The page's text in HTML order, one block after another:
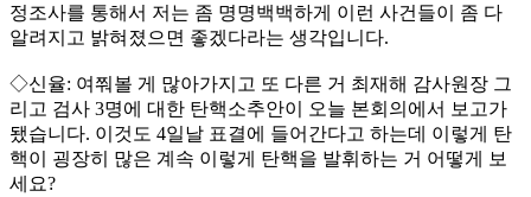
정조사를 통해서 저는 좀 명명백백하게 이런 사건들이 좀 다
알려지고 밝혀졌으면 좋겠다라는 생각입니다.
◇신율: 여쭤볼 게 많아가지고 또 다른 거 최재해 감사원장 그
리고 검사 3명에 대한 탄핵소추안이 오늘 본회의에서 보고가
됐습니다. 이것도 4일날 표결에 들어간다고 하는데 이렇게 탄
핵이 굉장히 많은 계속 이렇게 탄핵을 발휘하는 거 어떻게 보
세요?